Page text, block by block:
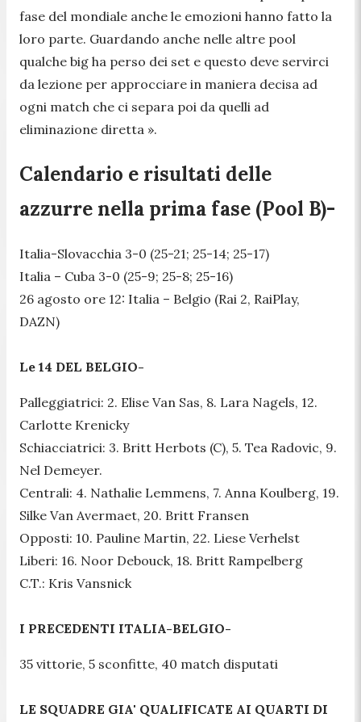
fase del mondiale anche le emozioni hanno fatto la
loro parte. Guardando anche nelle altre pool
qualche big ha perso dei set e questo deve servirci
da lezione per approcciare in maniera decisa ad
ogni match che ci separa poi da quelli ad
eliminazione diretta ».
Calendario e risultati delle
azzurre nella prima fase (Pool B)-
Italia-Slovacchia 3-0 (25-21; 25-14; 25-17)
Italia – Cuba 3-0 (25-9; 25-8; 25-16)
26 agosto ore 12: Italia – Belgio (Rai 2, RaiPlay,
DAZN)
Le 14 DEL BELGIO-
Palleggiatrici: 2. Elise Van Sas, 8. Lara Nagels, 12.
Carlotte Krenicky
Schiacciatrici: 3. Britt Herbots (C), 5. Tea Radovic, 9.
Nel Demeyer.
Centrali: 4. Nathalie Lemmens, 7. Anna Koulberg, 19.
Silke Van Avermaet, 20. Britt Fransen
Opposti: 10. Pauline Martin, 22. Liese Verhelst
Liberi: 16. Noor Debouck, 18. Britt Rampelberg
C.T.: Kris Vansnick
I PRECEDENTI ITALIA-BELGIO-
35 vittorie, 5 sconfitte, 40 match disputati
LE SQUADRE GIA' QUALIFICATE AI QUARTI DI